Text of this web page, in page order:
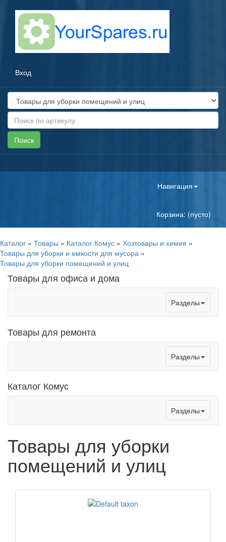
Вход
Toggle
Навигация
Корзина: (пусто)
Каталог » Товары » Каталог Комус » Хозтовары и химия »
Товары для уборки и емкости для мусора »
Товары для уборки помещений и улиц
Товары для офиса и дома
Toggle
navigation
Разделы
Товары для ремонта
Toggle
navigation
Разделы
Каталог Комус
Toggle
navigation
Разделы
Товары для уборки
помещений и улиц